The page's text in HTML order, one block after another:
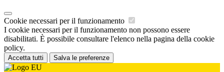
Cookie necessari per il funzionamento
I cookie necessari per il funzionamento non possono essere
disabilitati. È possibile consultare l'elenco nella pagina della cookie
policy.
Accetta tutti Salva le preferenze